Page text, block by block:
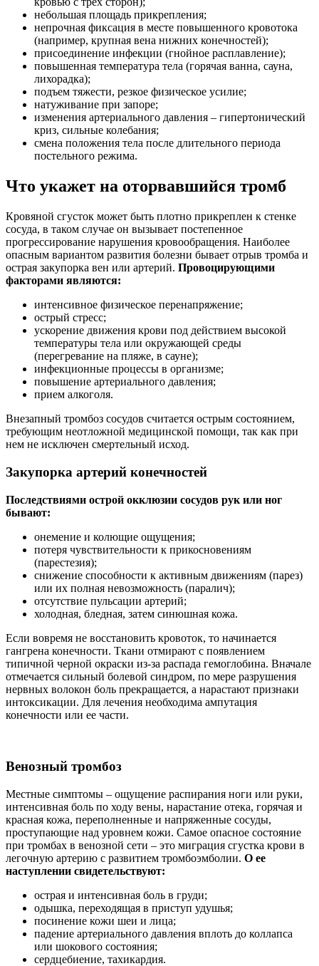
небольшая площадь прикрепления;
непрочная фиксация в месте повышенного кровотока
(например, крупная вена нижних конечностей);
присоединение инфекции (гнойное расплавление);
повышенная температура тела (горячая ванна, сауна,
лихорадка);
подъем тяжести, резкое физическое усилие;
натуживание при запоре;
изменения артериального давления – гипертонический
криз, сильные колебания;
смена положения тела после длительного периода
постельного режима.
Что укажет на оторвавшийся тромб
Кровяной сгусток может быть плотно прикреплен к стенке
сосуда, в таком случае он вызывает постепенное
прогрессирование нарушения кровообращения. Наиболее
опасным вариантом развития болезни бывает отрыв тромба и
острая закупорка вен или артерий. Провоцирующими
факторами являются:
интенсивное физическое перенапряжение;
острый стресс;
ускорение движения крови под действием высокой
температуры тела или окружающей среды
(перегревание на пляже, в сауне);
инфекционные процессы в организме;
повышение артериального давления;
прием алкоголя.
Внезапный тромбоз сосудов считается острым состоянием,
требующим неотложной медицинской помощи, так как при
нем не исключен смертельный исход.
Закупорка артерий конечностей
Последствиями острой окклюзии сосудов рук или ног
бывают:
онемение и колющие ощущения;
потеря чувствительности к прикосновениям
(парестезия);
снижение способности к активным движениям (парез)
или их полная невозможность (паралич);
отсутствие пульсации артерий;
холодная, бледная, затем синюшная кожа.
Если вовремя не восстановить кровоток, то начинается
гангрена конечности. Ткани отмирают с появлением
типичной черной окраски из-за распада гемоглобина. Вначале
отмечается сильный болевой синдром, по мере разрушения
нервных волокон боль прекращается, а нарастают признаки
интоксикации. Для лечения необходима ампутация
конечности или ее части.
Венозный тромбоз
Местные симптомы – ощущение распирания ноги или руки,
интенсивная боль по ходу вены, нарастание отека, горячая и
красная кожа, переполненные и напряженные сосуды,
проступающие над уровнем кожи. Самое опасное состояние
при тромбах в венозной сети – это миграция сгустка крови в
легочную артерию с развитием тромбоэмболии. О ее
наступлении свидетельствуют:
острая и интенсивная боль в груди;
одышка, переходящая в приступ удушья;
посинение кожи шеи и лица;
падение артериального давления вплоть до коллапса
или шокового состояния;
сердцебиение, тахикардия.